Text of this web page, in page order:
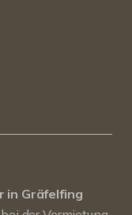
in Gräfelfing